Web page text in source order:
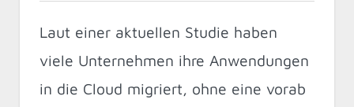
Laut einer aktuellen Studie haben
viele Unternehmen ihre Anwendungen
in die Cloud migriert, ohne eine vorab